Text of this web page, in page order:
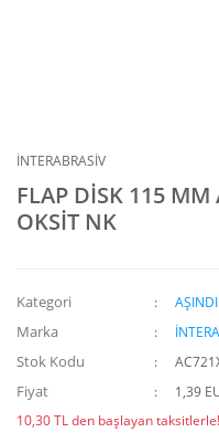
İNTERABRASİV
FLAP DİSK 115
OKSİT NK
Kategori
Marka
Stok Kodu
Fiyat
1,39
10,30 TL den başlayan taksitlerle!